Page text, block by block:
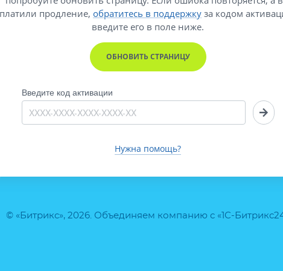
© «Битрикс», 2026. Объединяем компанию с «1С-
продление, обратитесь в поддержку за кодом
введите его в поле ниже.
ОБНОВИТЬ СТРАНИЦУ
Введите код активации
Нужна помощь?